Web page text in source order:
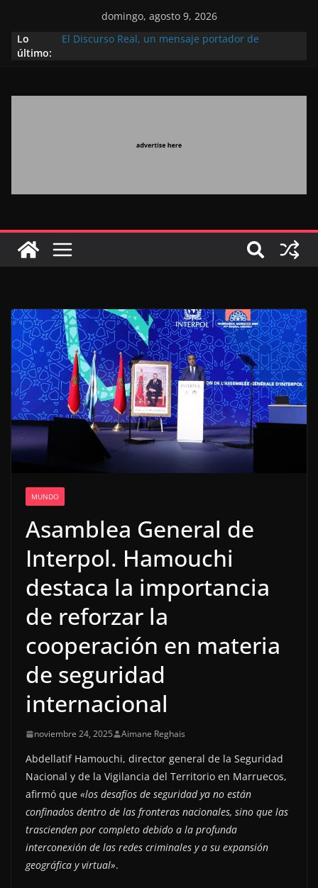
domingo, agosto 9, 2026
Lo
último:
El Discurso Real, un mensaje portador de
Extranjero: al servicio de los grandes proyectos de
Marruecos gracias a una visión estratégica
destinada a consolidar la posición de Marruecos
en una economía mundial competitiva (politólogo
marroquí-estadounidense)
MUNDO
Asamblea General de
Interpol. Hamouchi
destaca la importancia
de reforzar la
cooperación en materia
de seguridad
internacional
noviembre 24, 2025 Aimane Reghais
Abdellatif Hamouchi, director general de la Seguridad
Nacional y de la Vigilancia del Territorio en Marruecos,
afirmó que «los desafíos de seguridad ya no están
confinados dentro de las fronteras nacionales, sino que las
trascienden por completo debido a la profunda
interconexión de las redes criminales y a su expansión
geográfica y virtual».